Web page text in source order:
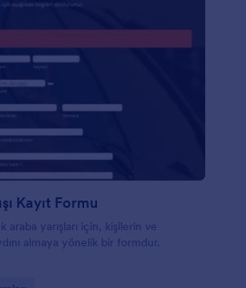
Kayıt Formu
araba yarışları için, kişilerin ve
almaya yönelik bir formdur.